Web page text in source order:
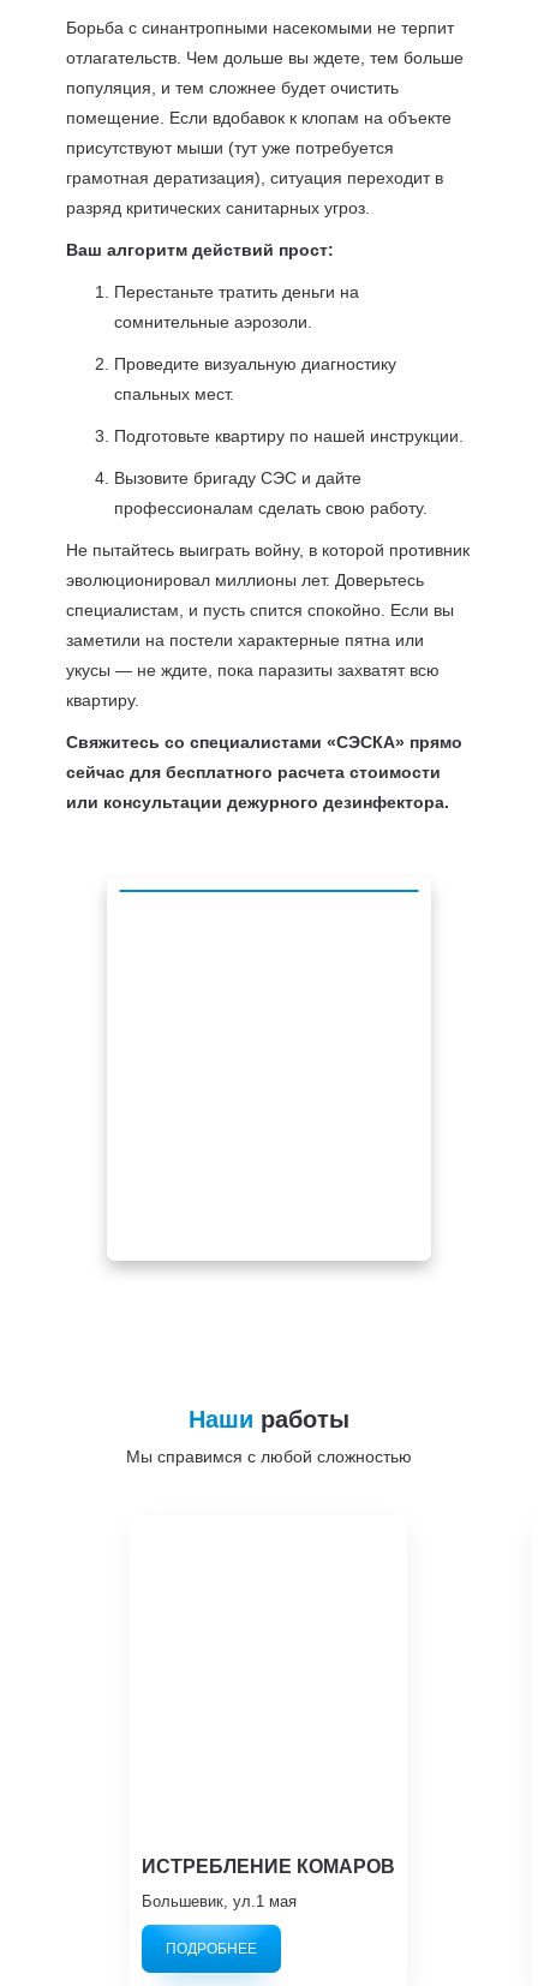
Борьба с синантропными насекомыми не терпит
отлагательств. Чем дольше вы ждете, тем больше
популяция, и тем сложнее будет очистить
помещение. Если вдобавок к клопам на объекте
присутствуют мыши (тут уже потребуется
грамотная дератизация), ситуация переходит в
разряд критических санитарных угроз.
Ваш алгоритм действий прост:
Перестаньте тратить деньги на
сомнительные аэрозоли.
Проведите визуальную диагностику
спальных мест.
Подготовьте квартиру по нашей инструкции.
Вызовите бригаду СЭС и дайте
профессионалам сделать свою работу.
Не пытайтесь выиграть войну, в которой противник
эволюционировал миллионы лет. Доверьтесь
специалистам, и пусть спится спокойно. Если вы
заметили на постели характерные пятна или
укусы — не ждите, пока паразиты захватят всю
квартиру.
Свяжитесь со специалистами «СЭСКА» прямо
сейчас для бесплатного расчета стоимости
или консультации дежурного дезинфектора.
Наши работы
Мы справимся с любой сложностью
ИСТРЕБЛЕНИЕ КОМАРОВ
Большевик, ул.1 мая
ПОДРОБНЕЕ